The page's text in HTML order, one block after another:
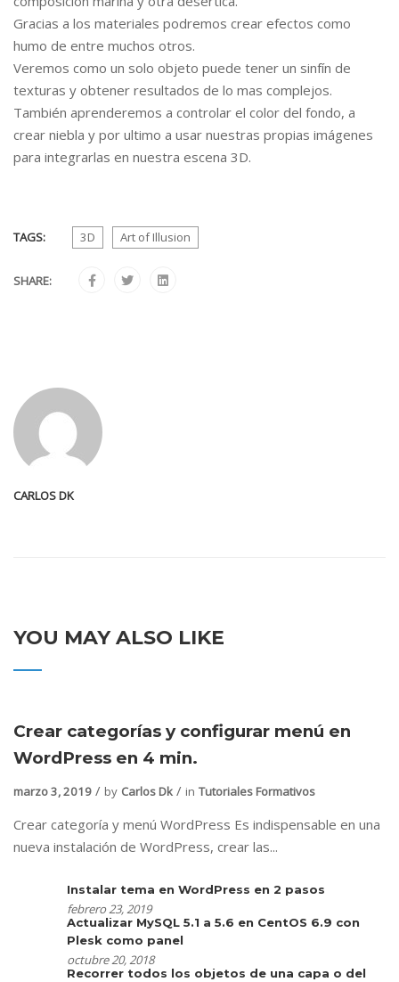
Gracias a los materiales podremos crear efectos como
humo de entre muchos otros.
Veremos como un solo objeto puede tener un sinfín de
texturas y obtener resultados de lo mas complejos.
También aprenderemos a controlar el color del fondo, a
crear niebla y por ultimo a usar nuestras propias imágenes
para integrarlas en nuestra escena 3D.
TAGS: 3D Art of Illusion
SHARE:
CARLOS DK
YOU MAY ALSO LIKE
Crear categorías y configurar menú en
WordPress en 4 min.
marzo 3, 2019 by Carlos Dk in Tutoriales Formativos
Crear categoría y menú WordPress Es indispensable en una
nueva instalación de WordPress, crear las...
Instalar tema en WordPress en 2 pasos
febrero 23, 2019
Actualizar MySQL 5.1 a 5.6 en CentOS 6.9 con
Plesk como panel
octubre 20, 2018
Recorrer todos los objetos de una capa o del